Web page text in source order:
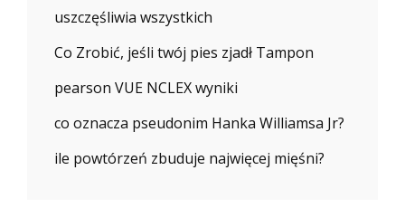
uszczęśliwia wszystkich
Co Zrobić, jeśli twój pies zjadł Tampon
pearson VUE NCLEX wyniki
co oznacza pseudonim Hanka Williamsa Jr?
ile powtórzeń zbuduje najwięcej mięśni?